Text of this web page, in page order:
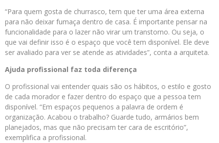
“Para quem gosta de churrasco, tem que ter uma área externa
para não deixar fumaça dentro de casa. É importante pensar na
funcionalidade para o lazer não virar um transtorno. Ou seja, o
que vai definir isso é o espaço que você tem disponível. Ele deve
ser avaliado para ver se atende as atividades”, conta a arquiteta.
Ajuda profissional faz toda diferença
O profissional vai entender quais são os hábitos, o estilo e gosto
de cada morador e fazer dentro do espaço que a pessoa tem
disponível. “Em espaços pequenos a palavra de ordem é
organização. Acabou o trabalho? Guarde tudo, armários bem
planejados, mas que não precisam ter cara de escritório”,
exemplifica a profissional.